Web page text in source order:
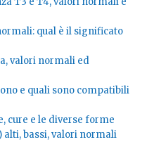
qual è il significato
valori normali ed
e quali sono compatibili
cure e le diverse forme
alti, bassi, valori normali